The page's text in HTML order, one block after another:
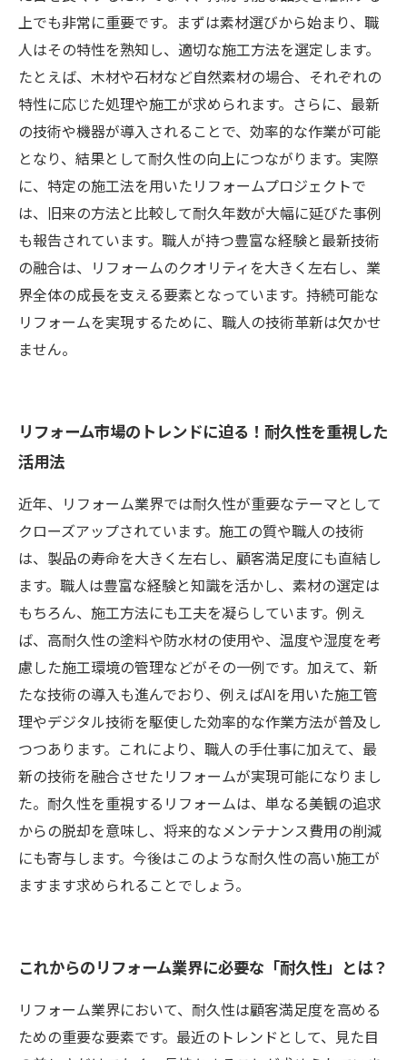
上でも非常に重要です。まずは素材選びから始まり、職
人はその特性を熟知し、適切な施工方法を選定します。
たとえば、木材や石材など自然素材の場合、それぞれの
特性に応じた処理や施工が求められます。さらに、最新
の技術や機器が導入されることで、効率的な作業が可能
となり、結果として耐久性の向上につながります。実際
に、特定の施工法を用いたリフォームプロジェクトで
は、旧来の方法と比較して耐久年数が大幅に延びた事例
も報告されています。職人が持つ豊富な経験と最新技術
の融合は、リフォームのクオリティを大きく左右し、業
界全体の成長を支える要素となっています。持続可能な
リフォームを実現するために、職人の技術革新は欠かせ
ません。
リフォーム市場のトレンドに迫る！耐久性を重視した
活用法
近年、リフォーム業界では耐久性が重要なテーマとして
クローズアップされています。施工の質や職人の技術
は、製品の寿命を大きく左右し、顧客満足度にも直結し
ます。職人は豊富な経験と知識を活かし、素材の選定は
もちろん、施工方法にも工夫を凝らしています。例え
ば、高耐久性の塗料や防水材の使用や、温度や湿度を考
慮した施工環境の管理などがその一例です。加えて、新
たな技術の導入も進んでおり、例えばAIを用いた施工管
理やデジタル技術を駆使した効率的な作業方法が普及し
つつあります。これにより、職人の手仕事に加えて、最
新の技術を融合させたリフォームが実現可能になりまし
た。耐久性を重視するリフォームは、単なる美観の追求
からの脱却を意味し、将来的なメンテナンス費用の削減
にも寄与します。今後はこのような耐久性の高い施工が
ますます求められることでしょう。
これからのリフォーム業界に必要な「耐久性」とは？
リフォーム業界において、耐久性は顧客満足度を高める
ための重要な要素です。最近のトレンドとして、見た目